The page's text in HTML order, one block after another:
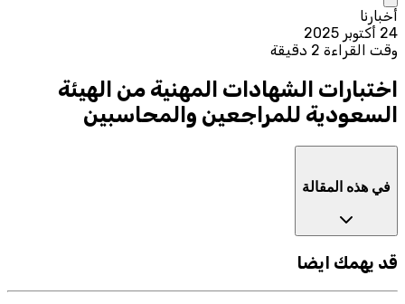
أخبارنا
24 أكتوبر 2025
وقت القراءة 2 دقيقة
اختبارات الشهادات المهنية من الهيئة
السعودية للمراجعين والمحاسبين
في هذه المقالة
قد يهمك ايضا